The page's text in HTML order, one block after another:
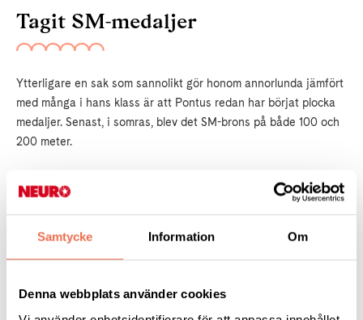
Samtycke Information Om
Denna webbplats använder cookies
Tagit SM-medaljer
Ytterligare en sak som sannolikt gör honom annorlunda jämfört
med många i hans klass är att Pontus redan har börjat plocka
medaljer. Senast, i somras, blev det SM-brons på både 100 och
200 meter.
Men nu är Pontus satsning mot Paralympics i Paris 2024
allvarligt hotad eftersom han nekats personlig assistans.